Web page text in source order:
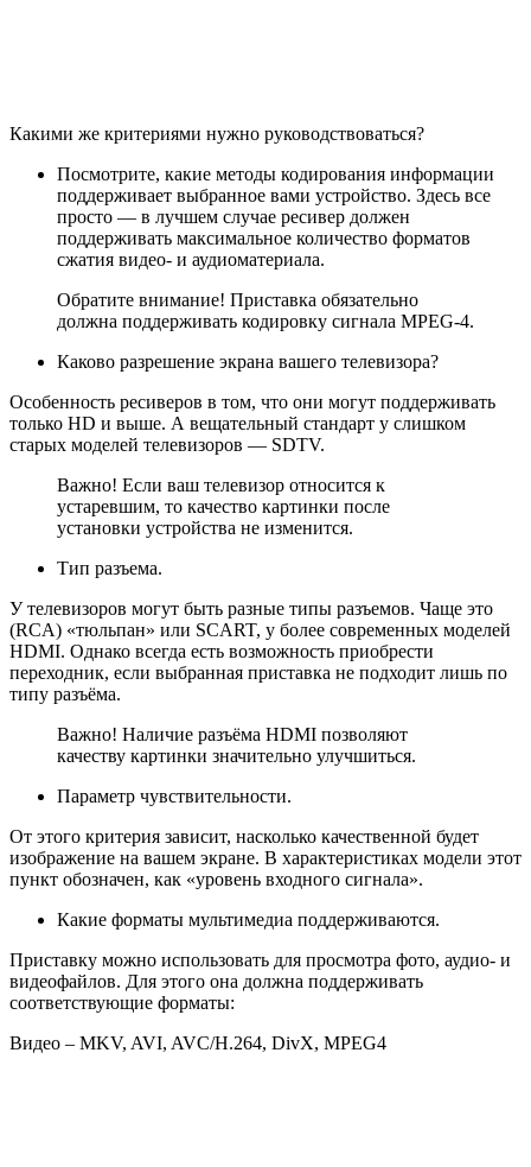
Какими же критериями нужно руководствоваться?
Посмотрите, какие методы кодирования информации
поддерживает выбранное вами устройство. Здесь все
просто — в лучшем случае ресивер должен
поддерживать максимальное количество форматов
сжатия видео- и аудиоматериала.
Обратите внимание! Приставка обязательно
должна поддерживать кодировку сигнала MPEG-4.
Каково разрешение экрана вашего телевизора?
Особенность ресиверов в том, что они могут поддерживать
только HD и выше. А вещательный стандарт у слишком
старых моделей телевизоров — SDTV.
Важно! Если ваш телевизор относится к
устаревшим, то качество картинки после
установки устройства не изменится.
Тип разъема.
У телевизоров могут быть разные типы разъемов. Чаще это
(RCA) «тюльпан» или SCART, у более современных моделей
HDMI. Однако всегда есть возможность приобрести
переходник, если выбранная приставка не подходит лишь по
типу разъёма.
Важно! Наличие разъёма HDMI позволяют
качеству картинки значительно улучшиться.
Параметр чувствительности.
От этого критерия зависит, насколько качественной будет
изображение на вашем экране. В характеристиках модели этот
пункт обозначен, как «уровень входного сигнала».
Какие форматы мультимедиа поддерживаются.
Приставку можно использовать для просмотра фото, аудио- и
видеофайлов. Для этого она должна поддерживать
соответствующие форматы:
Видео – MKV, AVI, AVC/H.264, DivX, MPEG4